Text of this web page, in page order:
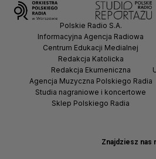
Znajdziesz nas
Polskie Radio S.A.
Informacyjna Agencja Radiowa
Centrum Edukacji Medialnej
Redakcja Katolicka
Redakcja Ekumeniczna
Agencja Muzyczna Polskiego Radia
Studia nagraniowe i koncertowe
Sklep Polskiego Radia